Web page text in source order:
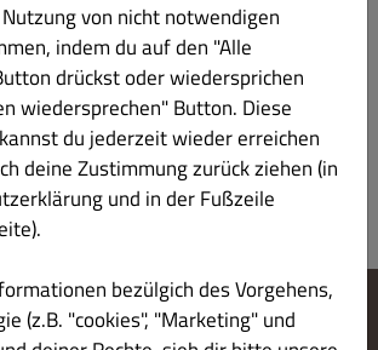
Registrieren
Anmeldung
ändern
von nicht notwendigen
indem du auf den "Alle
drückst oder wiedersprichen
wiedersprechen" Button. Diese
du jederzeit wieder erreichen
deine Zustimmung zurück ziehen (in
und in der Fußzeile
bezülgich des Vorgehens,
(z.B. "cookies", "Marketing" und